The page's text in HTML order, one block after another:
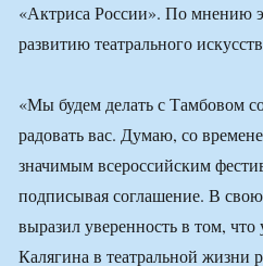
«Актриса России». По мнению
развитию театрального
«Мы будем делать с Тамбовом
радовать вас. Думаю, со
значимым всероссийским
подписывая соглашение. В
выразил уверенность в том,
Калягина в театральной жизни